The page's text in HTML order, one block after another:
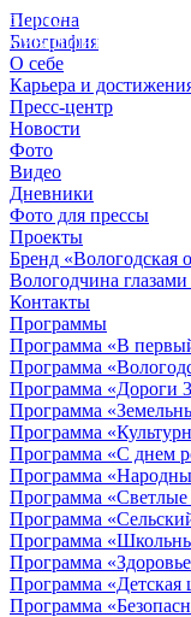
Персона
Биография
О себе
Карьера и
Пресс-центр
Новости
Фото
Видео
Дневники
Фото для прессы
Проекты
Бренд «Вологодская
Вологодчина
Контакты
Программы
Программа «В
Программа
Программа «Дороги
Программа
Программа
Программа «С днем
Программа
Программа
Программа
Программа
Программа
Программа «Детская
Программа
© 2012 - 2023,
КУВШИННИКОВ